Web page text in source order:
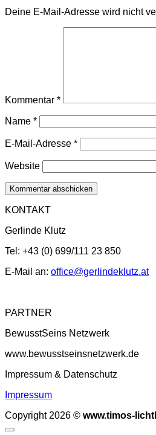
Deine E-Mail-Adresse wird nicht
Kommentar *
Name *
E-Mail-Adresse *
Website
KONTAKT
Gerlinde Klutz
Tel: +43 (0) 699/111 23 850
E-Mail an: office@gerlindeklutz.at
PARTNER
BewusstSeins Netzwerk
www.bewusstseinsnetzwerk.de
Impressum & Datenschutz
Impressum
Copyright 2026 © www.timos-